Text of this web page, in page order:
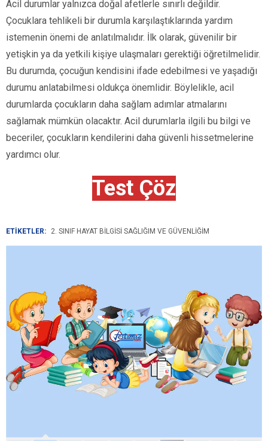
Acil durumlar yalnızca doğal afetlerle sınırlı değildir.
Çocuklara tehlikeli bir durumla karşılaştıklarında yardım
istemenin önemi de anlatılmalıdır. İlk olarak, güvenilir bir
yetişkin ya da yetkili kişiye ulaşmaları gerektiği öğretilmelidir.
Bu durumda, çocuğun kendisini ifade edebilmesi ve yaşadığı
durumu anlatabilmesi oldukça önemlidir. Böylelikle, acil
durumlarda çocukların daha sağlam adımlar atmalarını
sağlamak mümkün olacaktır. Acil durumlarla ilgili bu bilgi ve
beceriler, çocukların kendilerini daha güvenli hissetmelerine
yardımcı olur.
Test Çöz
ETİKETLER: 2. SINIF HAYAT BILGISI SAĞLIĞIM VE GÜVENLIĞIM